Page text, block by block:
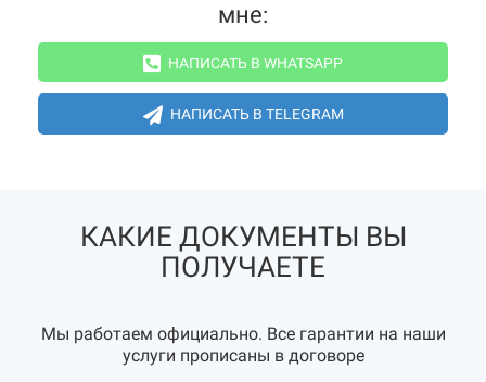
мне:
НАПИСАТЬ В WHATSAPP
НАПИСАТЬ В TELEGRAM
КАКИЕ ДОКУМЕНТЫ ВЫ
ПОЛУЧАЕТЕ
Мы работаем официально. Все гарантии на наши
услуги прописаны в договоре